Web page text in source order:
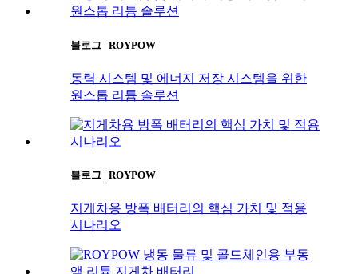
블로그 | ROYPOW
동력 시스템 및 에너지 저장 시스템을 위한
원스톱 리튬 솔루션
블로그 | ROYPOW
지게차용 방폭 배터리의 핵심 가치 및 적용
시나리오